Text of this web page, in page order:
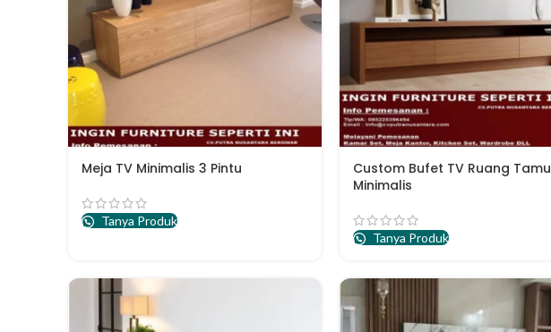
Meja TV Minimalis 3 Pintu
Tanya Produk
Custom Bufet TV Ruang Tamu
Minimalis
Tanya Produk